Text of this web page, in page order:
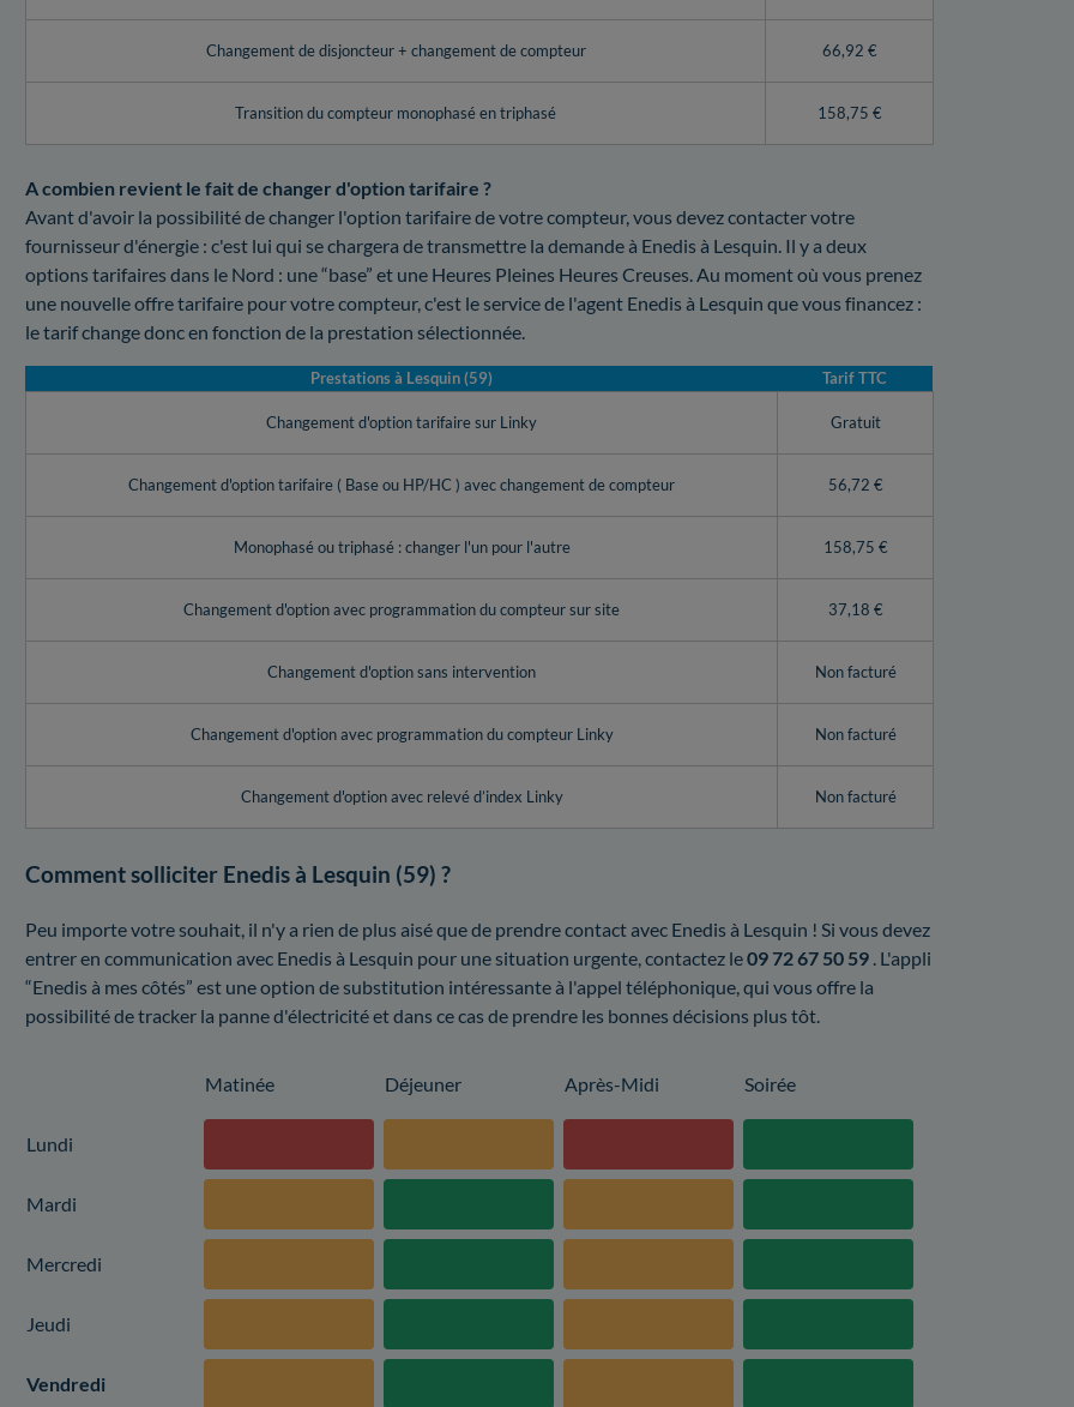
Changement de disjoncteur + changement de compteur 66,92 €
Transition du compteur monophasé en triphasé 158,75 €
A combien revient le fait de changer d'option tarifaire ?
Avant d'avoir la possibilité de changer l'option tarifaire de votre compteur, vous devez contacter votre
fournisseur d'énergie : c'est lui qui se chargera de transmettre la demande à Enedis à Lesquin. Il y a deux
options tarifaires dans le Nord : une “base” et une Heures Pleines Heures Creuses. Au moment où vous prenez
une nouvelle offre tarifaire pour votre compteur, c'est le service de l'agent Enedis à Lesquin que vous financez :
le tarif change donc en fonction de la prestation sélectionnée.
Prestations à Lesquin (59) Tarif TTC
Changement d'option tarifaire sur Linky Gratuit
Changement d'option tarifaire ( Base ou HP/HC ) avec changement de compteur 56,72 €
Monophasé ou triphasé : changer l'un pour l'autre 158,75 €
Changement d'option avec programmation du compteur sur site 37,18 €
Changement d'option sans intervention Non facturé
Changement d'option avec programmation du compteur Linky Non facturé
Changement d'option avec relevé d’index Linky Non facturé
Comment solliciter Enedis à Lesquin (59) ?
Peu importe votre souhait, il n'y a rien de plus aisé que de prendre contact avec Enedis à Lesquin ! Si vous devez
entrer en communication avec Enedis à Lesquin pour une situation urgente, contactez le09 72 67 50 59 . L'appli
“Enedis à mes côtés” est une option de substitution intéressante à l'appel téléphonique, qui vous offre la
possibilité de tracker la panne d'électricité et dans ce cas de prendre les bonnes décisions plus tôt.
Matinée Déjeuner Après-Midi Soirée
Lundi
Mardi
Mercredi
Jeudi
Vendredi